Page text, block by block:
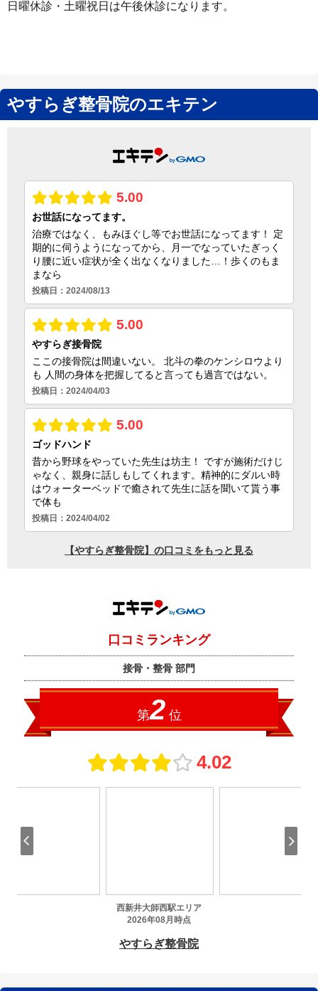
日曜休診・土曜祝日は午後休診になります。
やすらぎ整骨院のエキテン